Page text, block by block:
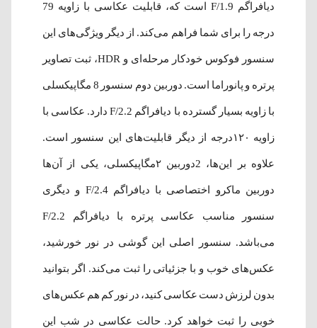
دیافراگم F/1.9 است که، قابلیت عکاسی با زاویه 79
درجه را برای شما فراهم می‌کند. از دیگر ویژگی‌های این
سنسور فوکوس خودکار مرحله‌ای و HDR، ثبت تصاویر
پرتره و پانوراما است. دوربین دوم سنسور 8 مگاپیکسلی
با زاویه بسیار گسترده با دیافراگم 2.2/F دارد. عکاسی با
زاویه ۱۲۰درجه از دیگر قابلیت‌های این سنسور است.
علاوه بر این‌ها، 2دوربین ۲مگاپیکسلی، یکی از آن‌ها
دوربین ماکرو اختصاصی با دیافراگم F/2.4 و دیگری
سنسور مناسب عکاسی پرتره با دیافراگم F/2.2
می‌باشد. سنسور اصلی این گوشی در نور خورشید،
عکس‌های خوب و با جزئیاتی را ثبت می‌کند. اگر بتوانید
بدون لرزش دست عکاسی کنید، در نور کم هم عکس‌های
خوبی را ثبت خواهد کرد. حالت عکاسی در شب این